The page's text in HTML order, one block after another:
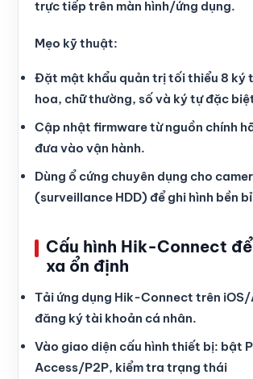
trực tiếp trên màn hình/ứng dụng.
Mẹo kỹ thuật:
Đặt mật khẩu quản trị tối thiểu 8 ký
hoa, chữ thường, số và ký tự đặc
Cập nhật firmware từ nguồn chính
đưa vào vận hành.
Dùng ổ cứng chuyên dụng cho
(surveillance HDD) để ghi hình bền
Cấu hình Hik-Connect
xa ổn định
Tải ứng dụng Hik-Connect trên
đăng ký tài khoản cá nhân.
Vào giao diện cấu hình thiết bị: bật
Access/P2P, kiểm tra trạng thái